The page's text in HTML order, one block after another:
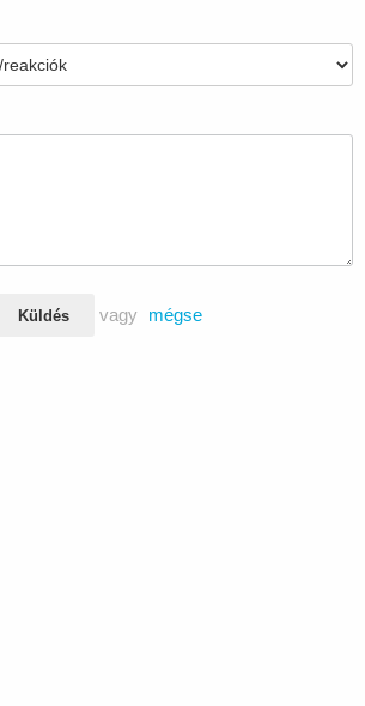
Küldés vagy mégse